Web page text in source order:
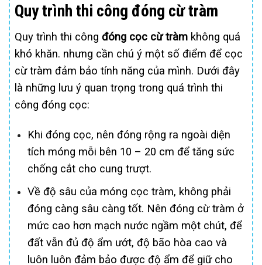
Quy trình thi công đóng cừ tràm
Quy trình thi công đóng cọc cừ tràm không quá
khó khăn. nhưng cần chú ý một số điểm để cọc
cừ tràm đảm bảo tính năng của mình. Dưới đây
là những lưu ý quan trọng trong quá trình thi
công đóng cọc:
Khi đóng cọc, nên đóng rộng ra ngoài diện
tích móng mỗi bên 10 – 20 cm để tăng sức
chống cắt cho cung trượt.
Về độ sâu của móng cọc tràm, không phải
đóng càng sâu càng tốt. Nên đóng cừ tràm ở
mức cao hơn mạch nước ngầm một chút, để
đất vẫn đủ độ ẩm ướt, độ bão hòa cao và
luôn luôn đảm bảo được độ ẩm để giữ cho